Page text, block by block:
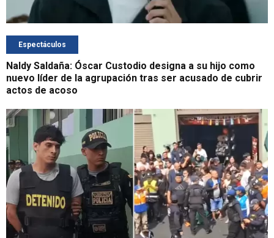
Espectáculos
Naldy Saldaña: Óscar Custodio designa a su hijo como
nuevo líder de la agrupación tras ser acusado de cubrir
actos de acoso